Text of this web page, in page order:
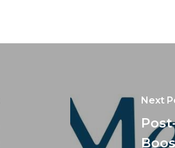
Next